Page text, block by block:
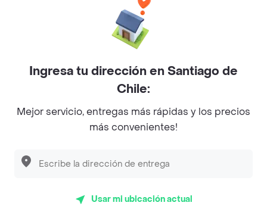
Pide tu comida favorita cerca de ti
Categorías
2026 Rappi Inc. All rights reserved.
Ingresa tu dirección en Santiago de
Chile:
Mejor servicio, entregas más rápidas y los precios
más convenientes!
Usar mi ubicación actual